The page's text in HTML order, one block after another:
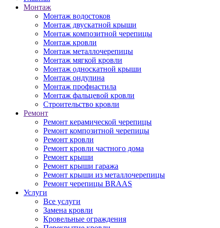
Монтаж
Монтаж водостоков
Монтаж двускатной крыши
Монтаж композитной черепицы
Монтаж кровли
Монтаж металлочерепицы
Монтаж мягкой кровли
Монтаж односкатной крыши
Монтаж ондулина
Монтаж профнастила
Монтаж фальцевой кровли
Строительство кровли
Ремонт
Ремонт керамической черепицы
Ремонт композитной черепицы
Ремонт кровли
Ремонт кровли частного дома
Ремонт крыши
Ремонт крыши гаража
Ремонт крыши из металлочерепицы
Ремонт черепицы BRAAS
Услуги
Все услуги
Замена кровли
Кровельные ограждения